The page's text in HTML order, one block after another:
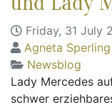
Friday, 31 July
Agneta Sperling
Newsblog
Lady Mercedes
schwer